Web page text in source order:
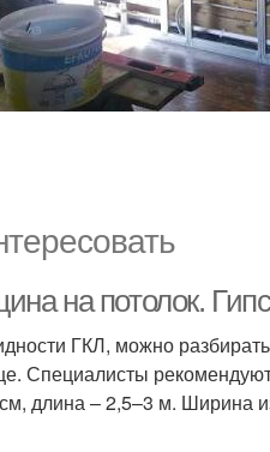
на потолок.
ГКЛ, можно
Специалисты
длина – 2,5–3 м. Ширина